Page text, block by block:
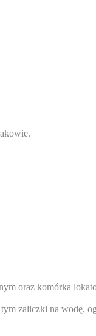
oraz komórka
zaliczki na wodę,